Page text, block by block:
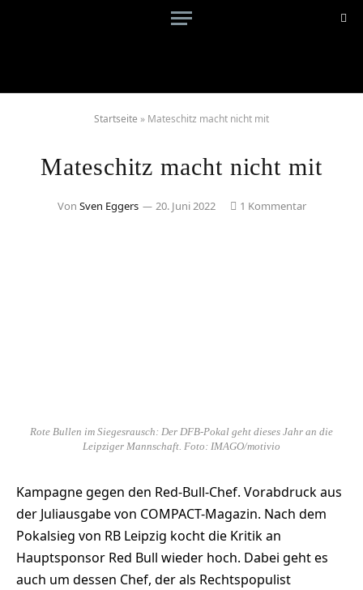
Startseite » Mateschitz macht nicht mit
Mateschitz macht nicht mit
Von Sven Eggers 20. Juni 2022 1 Kommentar
Rote Bullen im Siegesrausch: Der DFB-Pokal geht dieses Jahr an die
Leipziger Mannschaft. Foto: IMAGO/motivio
Kampagne gegen den Red-Bull-Chef. Vorabdruck aus
der Juliausgabe von COMPACT-Magazin. Nach dem
Pokalsieg von RB Leipzig kocht die Kritik an
Hauptsponsor Red Bull wieder hoch. Dabei geht es
auch um dessen Chef, der als Rechtspopulist